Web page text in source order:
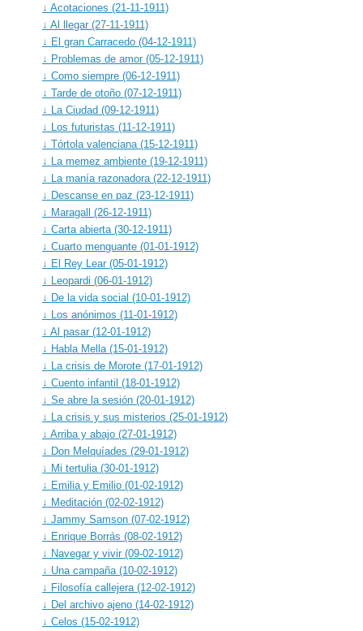
↓ Acotaciones (21-11-1911)
↓ Al llegar (27-11-1911)
↓ El gran Carracedo (04-12-1911)
↓ Problemas de amor (05-12-1911)
↓ Como siempre (06-12-1911)
↓ Tarde de otoño (07-12-1911)
↓ La Ciudad (09-12-1911)
↓ Los futuristas (11-12-1911)
↓ Tórtola valenciana (15-12-1911)
↓ La memez ambiente (19-12-1911)
↓ La manía razonadora (22-12-1911)
↓ Descanse en paz (23-12-1911)
↓ Maragall (26-12-1911)
↓ Carta abierta (30-12-1911)
↓ Cuarto menguante (01-01-1912)
↓ El Rey Lear (05-01-1912)
↓ Leopardi (06-01-1912)
↓ De la vida social (10-01-1912)
↓ Los anónimos (11-01-1912)
↓ Al pasar (12-01-1912)
↓ Habla Mella (15-01-1912)
↓ La crisis de Morote (17-01-1912)
↓ Cuento infantil (18-01-1912)
↓ Se abre la sesión (20-01-1912)
↓ La crisis y sus misterios (25-01-1912)
↓ Arriba y abajo (27-01-1912)
↓ Don Melquíades (29-01-1912)
↓ Mi tertulia (30-01-1912)
↓ Emilia y Emilio (01-02-1912)
↓ Meditación (02-02-1912)
↓ Jammy Samson (07-02-1912)
↓ Enrique Borrás (08-02-1912)
↓ Navegar y vivir (09-02-1912)
↓ Una campaña (10-02-1912)
↓ Filosofía callejera (12-02-1912)
↓ Del archivo ajeno (14-02-1912)
↓ Celos (15-02-1912)